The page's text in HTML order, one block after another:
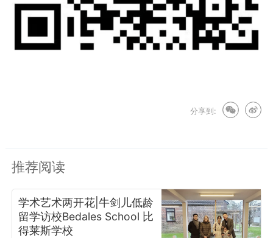
分享到:
推荐阅读
学术艺术两开花|牛剑儿低龄
留学访校Bedales School 比
得莱斯学校